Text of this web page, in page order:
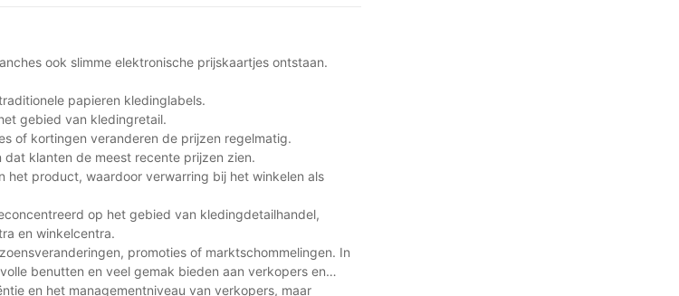
ook slimme elektronische prijskaartjes ontstaan.
papieren kledinglabels.
gebied van kledingretail.
of kortingen veranderen de prijzen regelmatig.
klanten de meest recente prijzen zien.
het product, waardoor verwarring bij het winkelen als
op het gebied van kledingdetailhandel,
en winkelcentra.
promoties of marktschommelingen. In
benutten en veel gemak bieden aan verkopers en
en het managementniveau van verkopers, maar